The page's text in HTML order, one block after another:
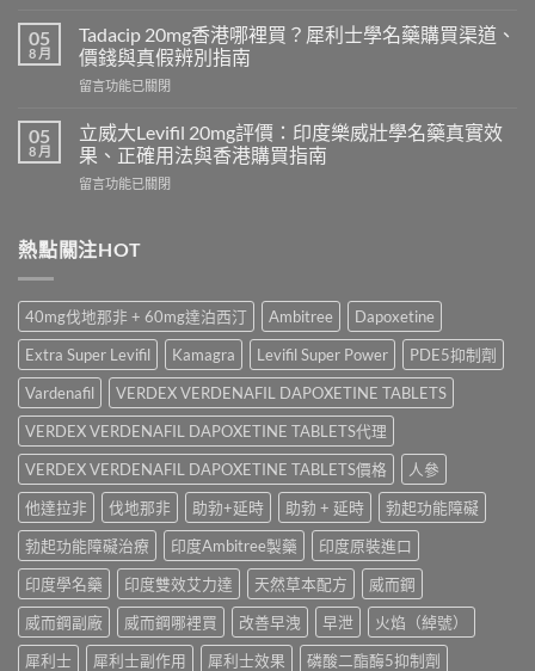
必
利
勁
怎
選？
2026
效
錢、
用
全
面
比
較
與
香
港
購
買
指
南〉
中
學
名
藥
邊
好？
Cenforce-
100、
Kamagra
Oral
面
比
較〉
中
05
8 月
Tadacip 20mg香港哪裡買？犀利士學名藥購買渠道、
價錢與真假辨別指南
在
20mg
香
港
哪
犀
學
名
購
買
渠
道、
價
錢
與
真
假
辨
別
指
南〉
中
留言功能已關閉
05
8 月
立威大Levifil 20mg評價：印度樂威壯學名藥真實效
果、正確用法與香港購買指南
在
大
Levifil
評
價：
印
度
樂
威
壯
學
名
藥
真
實
效
果、
正
確
用
法
留言功能已關閉
熱點關注HOT
40mg伐地那非 + 60mg達泊西汀 Ambitree
Dapoxetine
Extra Super Levifil
Kamagra Levifil Super Power
PDE5抑制劑
Vardenafil
VERDEX VERDENAFIL DAPOXETINE TABLETS
VERDEX VERDENAFIL DAPOXETINE TABLETS代理
VERDEX VERDENAFIL DAPOXETINE TABLETS價格
人參
他達拉非
伐地那非 助勃+延時 助勃 + 延時
勃起功能障礙
勃起功能障礙治療
印度Ambitree製藥
印度原裝進口
印度學名藥
印度雙效艾力達 天然草本配方
威而鋼
威而鋼副廠
威而鋼哪裡買 改善早洩 早泄
火焰（綽號）
犀利士
犀利士副作用 犀利士效果
磷酸二酯酶5抑制劑